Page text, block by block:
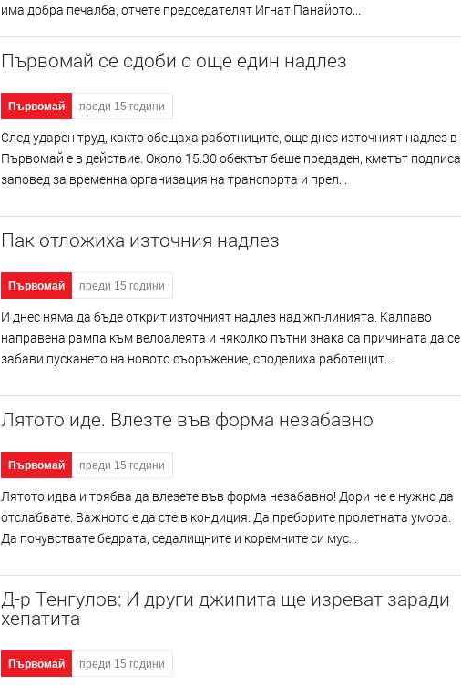
има добра печалба, отчете председателят Игнат Панайото...
Първомай се сдоби с още един надлез
Първомай преди 15 години
След ударен труд, както обещаха работниците, още днес източният надлез в
Първомай е в действие. Около 15.30 обектът беше предаден, кметът подписа
заповед за временна организация на транспорта и прел...
Пак отложиха източния надлез
Първомай преди 15 години
И днес няма да бъде открит източният надлез над жп-линията. Калпаво
направена рампа към велоалеята и няколко пътни знака са причината да се
забави пускането на новото съоръжение, споделиха работещит...
Лятото иде. Влезте във форма незабавно
Първомай преди 15 години
Лятото идва и трябва да влезете във форма незабавно! Дори не е нужно да
отслабвате. Важното е да сте в кондиция. Да преборите пролетната умора.
Да почувствате бедрата, седалищните и коремните си мус...
Д-р Тeнгулов: И други джипита ще изреват заради
хепатита
Първомай преди 15 години